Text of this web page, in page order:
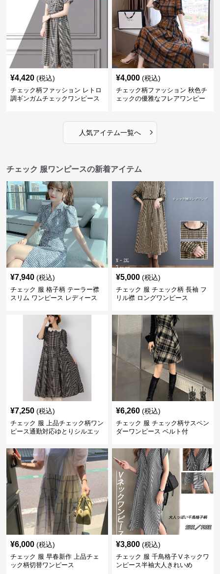
¥4,420 (税込)
チェック柄ファッション レトロ
調ギンガムチェックワンピース
¥4,000 (税込)
チェック柄ファッション 秋色チ
ェックの優雅なフレアワンピー
人気アイテム一覧へ ›
チェック 服ワンピースの新着アイテム
¥7,940 (税込)
チェック 服 格子柄 テーラー襟
スリム ワンピース レディース
¥5,000 (税込)
チェック 服 チェック柄 長袖 フ
リル襟 ロングワンピース
¥7,250 (税込)
チェック 服 上品チェック柄ワン
ピース通勤対応ゆとりシルエッ
¥6,260 (税込)
チェック 服 チェック柄サスペン
ダーワンピース ベルト付
¥6,000 (税込)
チェック 服 早春新作 上品チェ
ック柄切替ワンピース
¥3,800 (税込)
チェック 服 千鳥格子Ⅴネックワ
ンピース半袖大人きれいめ